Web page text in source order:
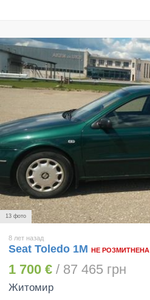
13 фото
8 лет назад
Seat Toledo 1M НЕ РОЗМИТНЕНА
1 700 € / 87 465 грн
Житомир